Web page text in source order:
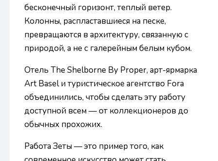
бесконечный горизонт, теплый ветер.
Колонны, распластавшиеся на песке,
превращаются в архитектуру, связанную с
природой, а не с галерейным белым кубом.
Отель The Shelborne By Proper, арт-ярмарка
Art Basel и туристическое агентство Fora
объединились, чтобы сделать эту работу
доступной всем — от коллекционеров до
обычных прохожих.
Работа Зеты — это пример того, как